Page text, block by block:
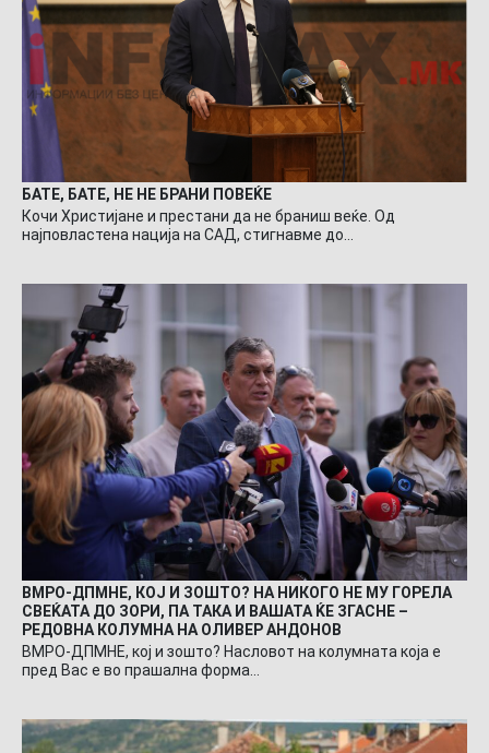
БАТЕ, БАТЕ, НЕ НЕ БРАНИ ПОВЕЌЕ
Кочи Христијане и престани да не браниш веќе. Од
најповластена нација на САД, стигнавме до…
ВМРО-ДПМНЕ, КОЈ И ЗОШТО? НА НИКОГО НЕ МУ ГОРЕЛА
СВЕЌАТА ДО ЗОРИ, ПА ТАКА И ВАШАТА ЌЕ ЗГАСНЕ –
РЕДОВНА КОЛУМНА НА ОЛИВЕР АНДОНОВ
ВМРО-ДПМНЕ, кој и зошто? Насловот на колумната која е
пред Вас е во прашална форма…